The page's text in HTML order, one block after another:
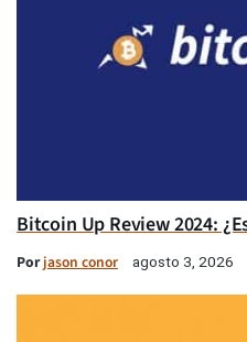
Bitcoin Up Review 2024:
Porjason conor agosto 3, 2026